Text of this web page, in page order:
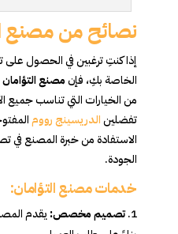
نصائح من مصنع
إذا كنتِ ترغبين في الحصول على
الخاصة بكِ، فإنمصنع التؤامان
من الخيارات التي تناسب جميع
تفضلينالدريسينج رووم
الاستفادة من خبرة المصنع في
الجودة.
خدمات مصنع التؤامان:
تصميم مخصص: يقدم